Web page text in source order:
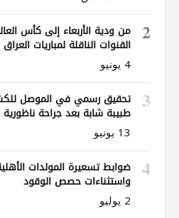
2
القنوات الناقلة لمباريات العراق
4 يونيو
3 تحقيق رسمي في الموصل
طبيبة شابة بعد جراحة ناظورية
13 يونيو
4 ضوابط تسعيرة المولدات
واستثناءات حصص الوقود
2 يوليو